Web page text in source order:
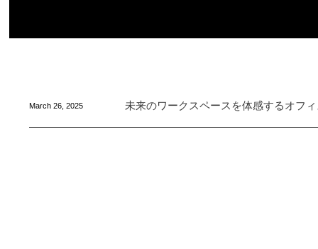
March 26, 2025 未来のワークスペースを体感するオフ